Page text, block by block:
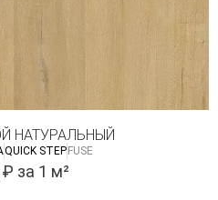
НАТУРАЛЬНЫЙ
QUICK STEPFUSE
₽ за 1 м²